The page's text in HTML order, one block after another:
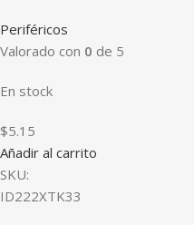
Periféricos
Valorado con 0 de 5
En stock
$5.15
Añadir al carrito
SKU:
ID222XTK33